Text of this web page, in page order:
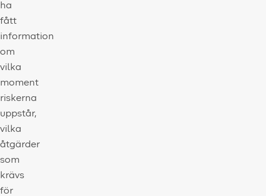
ha
fått
information
om
vilka
moment
riskerna
uppstår,
vilka
åtgärder
som
krävs
för